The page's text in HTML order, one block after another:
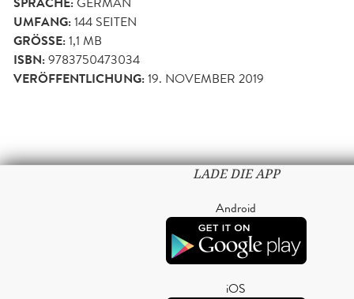
UMFANG:144 SEITEN
GRÖSSE: 1,1 MB
ISBN:9783750473034
VERÖFFENTLICHUNG:19. NOVEMBER 2019
LADE DIE APP
Android
iOS